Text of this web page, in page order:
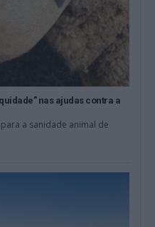
nas ajudas contra a
a sanidade animal de